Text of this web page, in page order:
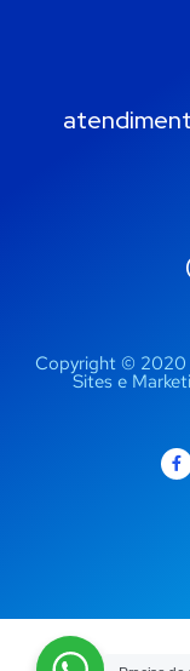
Copyright © 2020
Sites e